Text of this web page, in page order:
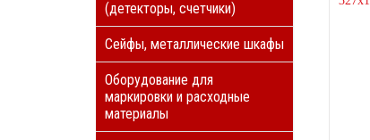
(детекторы, счетчики)
Сейфы, металлические шкафы
Оборудование для
маркировки и расходные
материалы